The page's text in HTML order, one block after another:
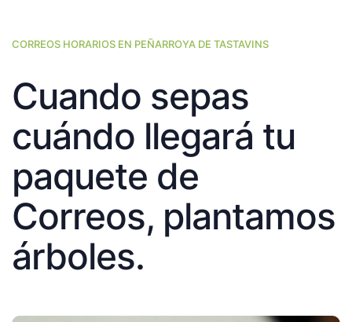
CORREOS HORARIOS EN PEÑARROYA DE TASTAVINS
Cuando sepas
cuándo llegará tu
paquete de
Correos, plantamos
árboles.